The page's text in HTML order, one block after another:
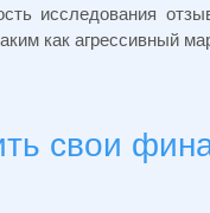
исследования
как агрессивный
свои